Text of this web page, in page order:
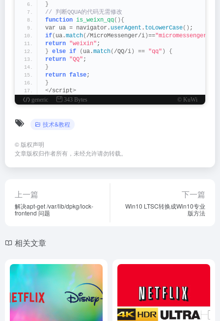
}
// 判断QQUA的代码无需修改
function is_weixn_qq(){
var ua = navigator. userAgent . toLowerCase() ;
if( ua.match( /MicroMessenger/i)=="micromessenger"
return "weixin" ;
} else if ( ua.match( /QQ/i) == "qq" )
{
return "QQ" ;
}
return false;
}
</script>
generic
343 Bytes © KuWi
技术&教程
© 版权声明
文章版权归作者所有，未经允许请勿转载。
上一篇
解决apt-get /var/lib/dpkg/lock-
frontend 问题
下一篇
Win10 LTSC转换成Win10专业
版方法
相关文章